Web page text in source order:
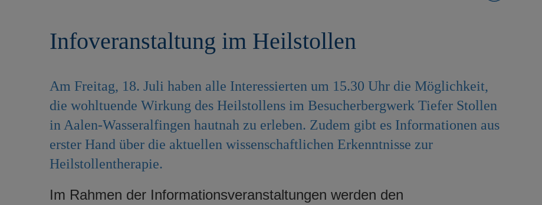
Infoveranstaltung im Heilstollen
Am Freitag, 18. Juli haben alle Interessierten um 15.30 Uhr die Möglichkeit,
die wohltuende Wirkung des Heilstollens im Besucherbergwerk Tiefer Stollen
in Aalen-Wasseralfingen hautnah zu erleben. Zudem gibt es Informationen aus
erster Hand über die aktuellen wissenschaftlichen Erkenntnisse zur
Heilstollentherapie.
Im Rahmen der Informationsveranstaltungen werden den